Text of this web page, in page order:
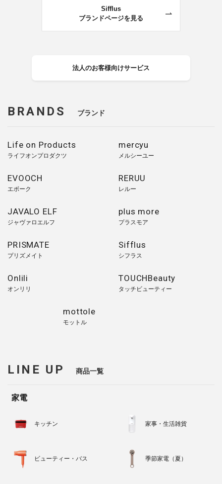
Sifflus
ブランドページを見る
法人のお客様向けサービス
BRANDS ブランド
Life on Products
ライフオンプロダクツ
mercyu
メルシーユー
EVOOCH
エボーク
RERUU
レルー
JAVALO ELF
ジャヴァロエルフ
plus more
プラスモア
PRISMATE
プリズメイト
Sifflus
シフラス
Onlili
オンリリ
TOUCHBeauty
タッチビューティー
mottole
モットル
LINE UP 商品一覧
家電
キッチン 家事・生活雑貨
ビューティー・バス 季節家電（夏）